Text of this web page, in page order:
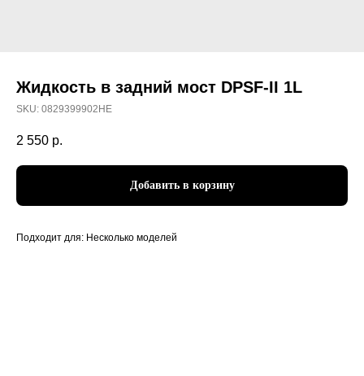
Жидкость в задний мост DPSF-II 1L
SKU: 0829399902HE
2 550 р.
Добавить в корзину
Подходит для: Несколько моделей